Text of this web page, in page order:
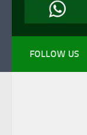
FOLLOW US